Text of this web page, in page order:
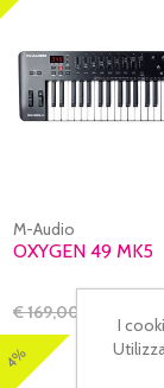
M-Audio
OXYGEN 49 MK5
€ 169,00
4%
I